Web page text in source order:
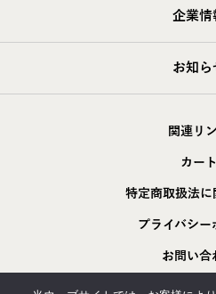
企業情
お知ら
関連リ
カート
特定商取扱法に
プライバシー
お問い合
採用情